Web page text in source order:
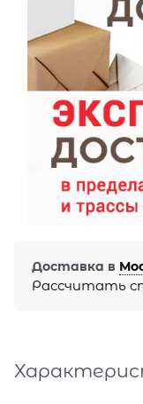
Доставка в
Рассчитать